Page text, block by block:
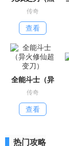
传奇
查看
全能斗士（异
传奇
查看
热门攻略